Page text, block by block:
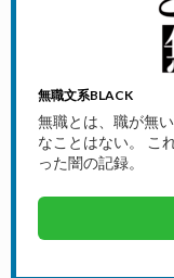
無職文系BLACK
無職とは、職が無
なことはない。 こ
った闇の記録。